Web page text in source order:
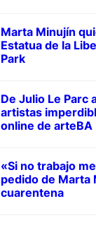
Marta Minujín
Estatua de la
Park
De Julio Le Parc
artistas
online de arteBA
«Si no trabajo
pedido de Marta
cuarentena